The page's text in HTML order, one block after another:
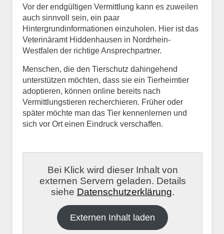
Vor der endgültigen Vermittlung kann es zuweilen
auch sinnvoll sein, ein paar
Hintergrundinformationen einzuholen. Hier ist das
Veterinäramt Hiddenhausen in Nordrhein-
Westfalen der richtige Ansprechpartner.
Menschen, die den Tierschutz dahingehend
unterstützen möchten, dass sie ein Tierheimtier
adoptieren, können online bereits nach
Vermittlungstieren recherchieren. Früher oder
später möchte man das Tier kennenlernen und
sich vor Ort einen Eindruck verschaffen.
Bei Klick wird dieser Inhalt von
externen Servern geladen. Details
siehe Datenschutzerklärung.
Externen Inhalt laden